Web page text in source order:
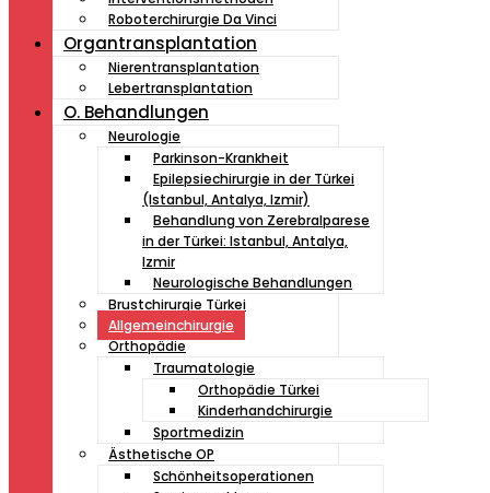
Roboterchirurgie Da Vinci
Organtransplantation
Nierentransplantation
Lebertransplantation
O. Behandlungen
Neurologie
Parkinson-Krankheit
Epilepsiechirurgie in der Türkei
(Istanbul, Antalya, Izmir)
Behandlung von Zerebralparese
in der Türkei: Istanbul, Antalya,
Izmir
Neurologische Behandlungen
Brustchirurgie Türkei
Allgemeinchirurgie
Orthopädie
Traumatologie
Orthopädie Türkei
Kinderhandchirurgie
Sportmedizin
Ästhetische OP
Schönheitsoperationen